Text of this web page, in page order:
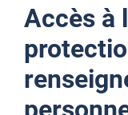
Organigramme
Membres de l’Office
Accès à